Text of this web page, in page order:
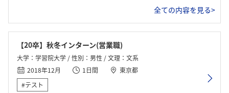
全ての内容を見る>
【20卒】秋冬インターン(営業職)
大学：学習院大学 / 性別：男性 / 文理：文系
2018年12月
1日間
東京都
#テスト